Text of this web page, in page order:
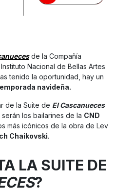
de la Compañía
Nacional de Bellas Artes
tenido la oportunidad, hay un
navideña.
de la Suite de El Cascanueces
los bailarines de la CND
más icónicos de la obra de Lev
Chaikovski.
LA SUITE DE
?